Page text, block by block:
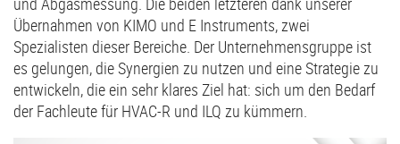
Übernahmen von KIMO und E Instruments, zwei
Spezialisten dieser Bereiche. Der Unternehmensgruppe ist
es gelungen, die Synergien zu nutzen und eine Strategie zu
entwickeln, die ein sehr klares Ziel hat: sich um den Bedarf
der Fachleute für HVAC-R und ILQ zu kümmern.